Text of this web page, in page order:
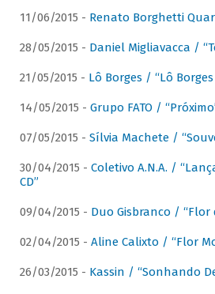
11/06/2015 - Renato Borghetti
28/05/2015 - Daniel Migliavacca /
21/05/2015 - Lô Borges / “Lô Borges
14/05/2015 - Grupo FATO /
07/05/2015 - Sílvia Machete /
30/04/2015 - Coletivo A.N.A. /
CD”
09/04/2015 - Duo Gisbranco / “Flor
02/04/2015 - Aline Calixto / “Flor
26/03/2015 - Kassin / “Sonhando